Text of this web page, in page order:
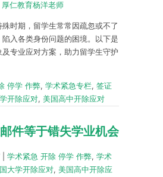
厚仁教育杨洋老师
时期，留学生常常因疏忽或不了
入各类身份问题的困境。以下是
及专业应对方案，助力留学生守护
停学 作弊, 学术紧急专栏, 签证
开除应对, 美国高中开除应对
件等于错失学业机会
学术紧急 开除 停学 作弊, 学术
大学开除应对, 美国高中开除应